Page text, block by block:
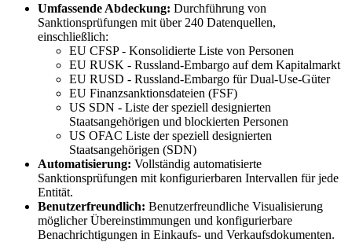
Umfassende Abdeckung: Durchführung von
Sanktionsprüfungen mit über 240 Datenquellen,
einschließlich:
EU CFSP - Konsolidierte Liste von Personen
EU RUSK - Russland-Embargo auf dem Kapitalmarkt
EU RUSD - Russland-Embargo für Dual-Use-Güter
EU Finanzsanktionsdateien (FSF)
US SDN - Liste der speziell designierten
Staatsangehörigen und blockierten Personen
US OFAC Liste der speziell designierten
Staatsangehörigen (SDN)
Automatisierung: Vollständig automatisierte
Sanktionsprüfungen mit konfigurierbaren Intervallen für jede
Entität.
Benutzerfreundlich: Benutzerfreundliche Visualisierung
möglicher Übereinstimmungen und konfigurierbare
Benachrichtigungen in Einkaufs- und Verkaufsdokumenten.